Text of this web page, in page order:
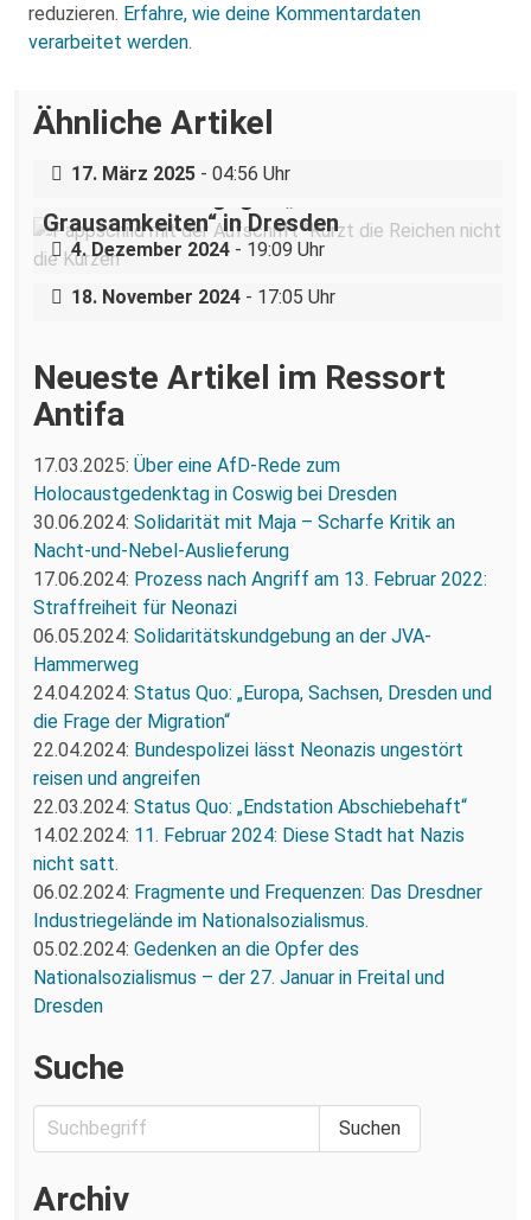
reduzieren. Erfahre, wie deine Kommentardaten
verarbeitet werden.
Ähnliche Artikel
Holocaustgedenktag in Coswig bei
17. März 2025 - 04:56 Uhr
„Teilhabe ist nicht verhandelbar“–
Grausamkeiten“ in Dresden
4. Dezember 2024 - 19:09 Uhr
Nazigruppe sucht (und bekommt) Stress
in der Dresdner Neustadt
18. November 2024 - 17:05 Uhr
Neueste Artikel im Ressort
Antifa
17.03.2025: Über eine AfD-Rede zum
Holocaustgedenktag in Coswig bei Dresden
30.06.2024: Solidarität mit Maja – Scharfe Kritik an
Nacht-und-Nebel-Auslieferung
17.06.2024: Prozess nach Angriff am 13. Februar 2022:
Straffreiheit für Neonazi
06.05.2024: Solidaritätskundgebung an der JVA-
Hammerweg
24.04.2024: Status Quo: „Europa, Sachsen, Dresden und
die Frage der Migration“
22.04.2024: Bundespolizei lässt Neonazis ungestört
reisen und angreifen
22.03.2024: Status Quo: „Endstation Abschiebehaft“
14.02.2024: 11. Februar 2024: Diese Stadt hat Nazis
nicht satt.
06.02.2024: Fragmente und Frequenzen: Das Dresdner
Industriegelände im Nationalsozialismus.
05.02.2024: Gedenken an die Opfer des
Nationalsozialismus – der 27. Januar in Freital und
Dresden
Suche
Archiv